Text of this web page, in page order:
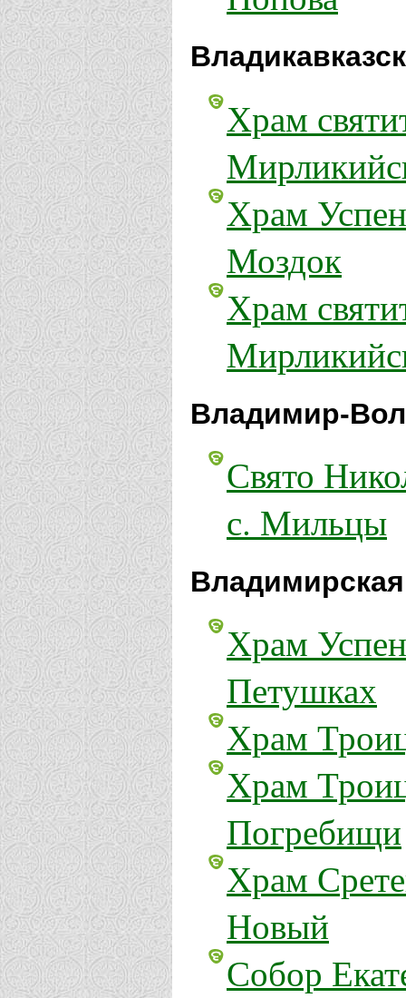
Храм
Храм
Моздок
Храм
Владимир-
Свято
с. Мильцы
Храм
Петушках
Храм
Храм
Погребищи
Храм
Новый
Собор